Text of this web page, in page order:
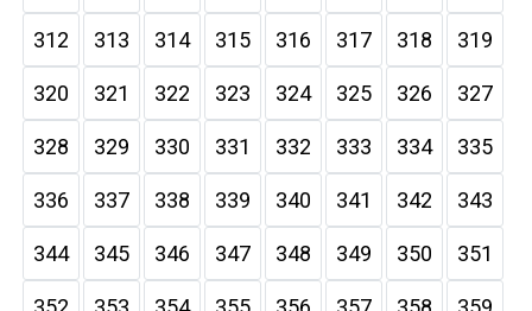
312 313 314 315 316 317 318 319
320 321 322 323 324 325 326 327
328 329 330 331 332 333 334 335
336 337 338 339 340 341 342 343
344 345 346 347 348 349 350 351